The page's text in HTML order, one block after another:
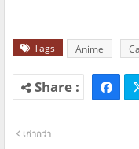
Tags Anime
เก่ากว่า